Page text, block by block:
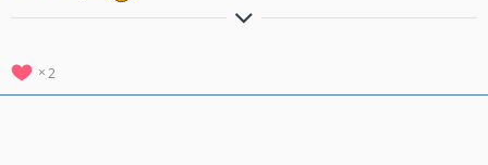
Hier noch der Weg zu unserer ClanvorstellungClanvorstellung
Besucht uns unter GermanGalaxy #2RGY2YGU
GermanGalaxy 2 #2JRCULPG
2